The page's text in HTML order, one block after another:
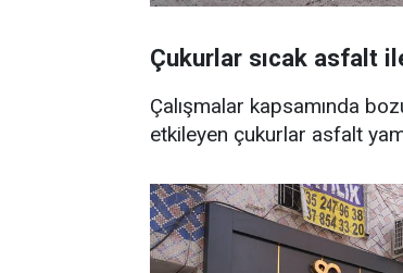
Çukurlar sıcak asfalt
Çalışmalar kapsamında
etkileyen çukurlar asfalt